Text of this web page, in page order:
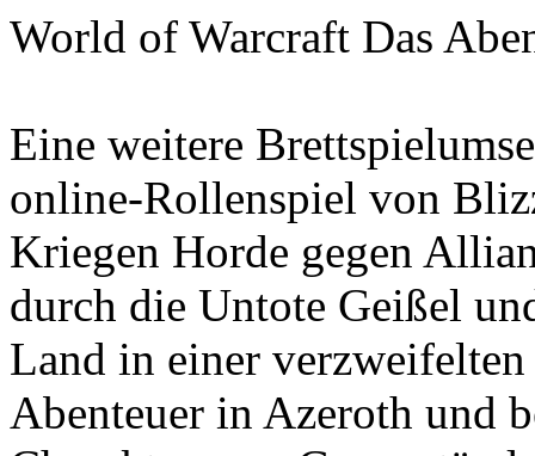
World of Warcraft Das
Eine weitere
online-Rollenspiel von
Kriegen Horde gegen
durch die Untote Geißel
Land in einer
Abenteuer in Azeroth und